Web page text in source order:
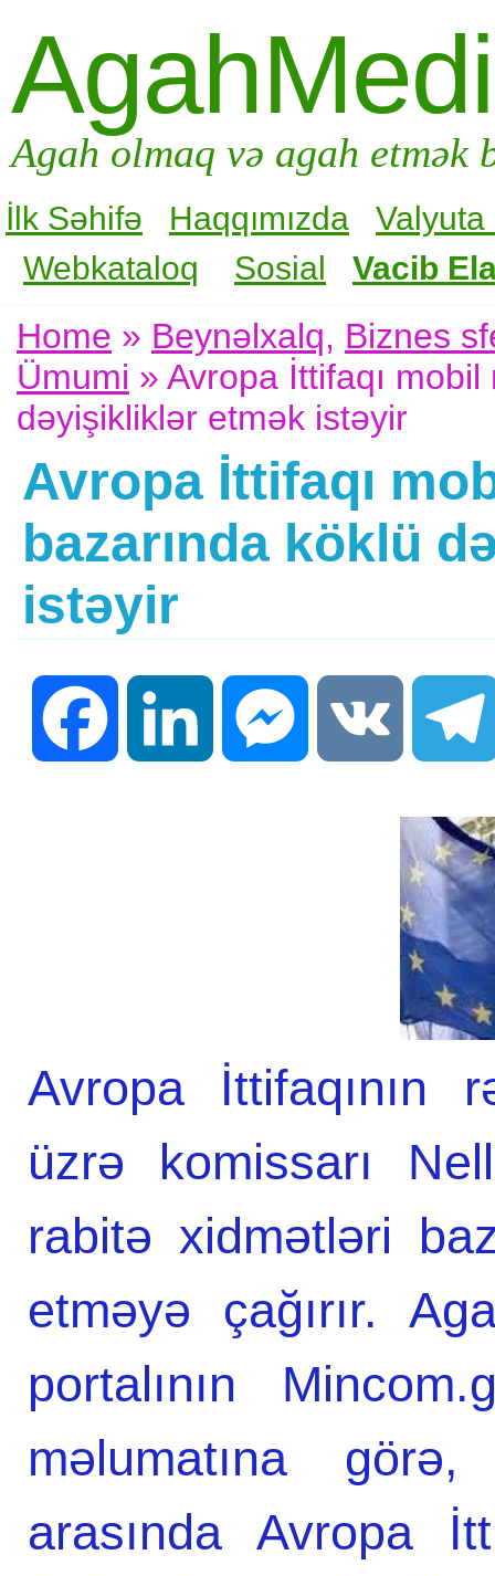
Agah olmaq və agah
İlk Səhifə Haqqımızda
Valyuta
Webkataloq
Sosial Vacib
Home » Beynəlxalq, Biznes
Ümumi » Avropa İttifaqı
dəyişikliklər etmək istəyir
Avropa İttifaqı
bazarında köklü
istəyir
Facebook LinkedIn Messenger VK
Avropa İttifaqının
üzrə komissarı
rabitə xidmətləri
etməyə çağırır.
portalının
məlumatına
arasında Avropa